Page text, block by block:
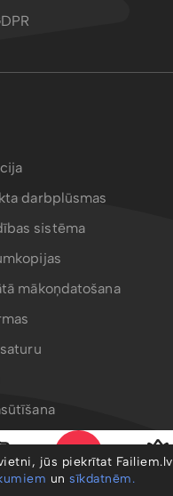
faili
darbplūsmas
sistēma
mākoņdatošana
produkti
jūs piekrītat Failiem.lv
unsīkdatnēm.